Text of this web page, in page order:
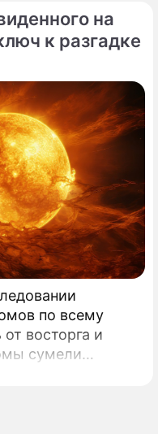
на
к разгадке
по всему
восторга и
сумели
в